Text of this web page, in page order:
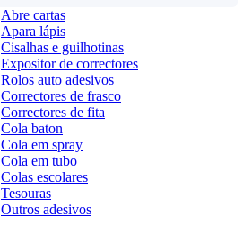
Abre cartas
Apara lápis
Cisalhas e guilhotinas
Expositor de correctores
Rolos auto adesivos
Correctores de frasco
Correctores de fita
Cola baton
Cola em spray
Cola em tubo
Colas escolares
Tesouras
Outros adesivos